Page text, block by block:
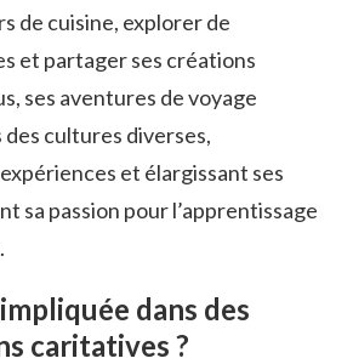
de cuisine, explorer de
et partager ses créations
ses aventures de voyage
des cultures diverses,
et élargissant ses
sa passion pour l’apprentissage
dans des
caritatives ?